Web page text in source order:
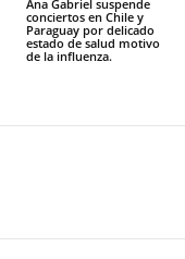
Ana Gabriel suspende
conciertos en Chile y
Paraguay por delicado
estado de salud motivo
de la influenza.